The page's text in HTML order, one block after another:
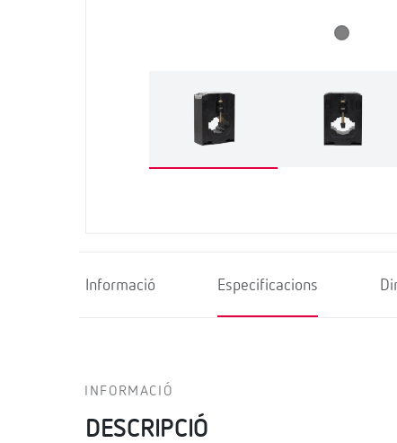
Informació Especificacions
INFORMACIÓ
DESCRIPCIÓ